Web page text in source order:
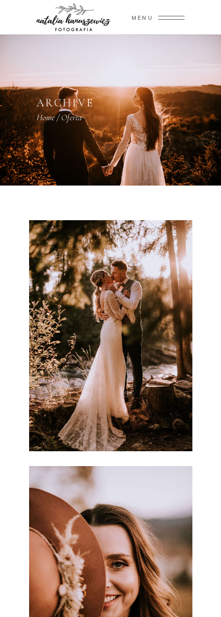
MENU
ARCHIVE
Home/Oferta